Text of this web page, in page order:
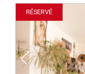
RÉSERVÉ